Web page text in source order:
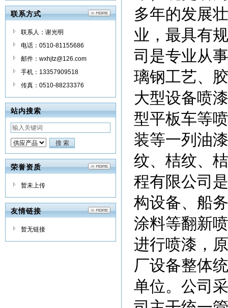
联系方式
联系人：谢光明
电话：0510-81155686
邮件：wxhjtz@126.com
手机：13357909518
传真：0510-88233376
站内搜索
荣誉资质
暂未上传
友情链接
暂无链接
多年的发展
业，最具有
司是专业从
璃钢工艺、
大型设备喷
型平板车等
装等一列油
纹、桔纹、
程有限公司
构设备、船
涂料等翻新
进行喷漆，
厂设备整体
单位。公司